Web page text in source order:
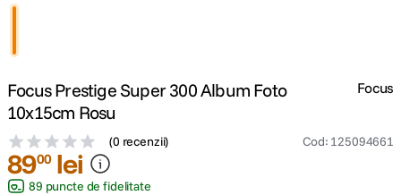
4. peak design
canon sx740 hs
lavaliera
Focus Prestige Super 300 Album Foto
10x15cm Rosu
(0 recenzii) Cod: 125094661
Focus
8900 lei
89 puncte de fidelitate